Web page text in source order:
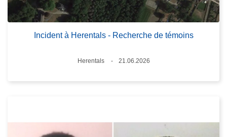
Incident à Herentals - Recherche de témoins
Standort
Herentals
21.06.2026